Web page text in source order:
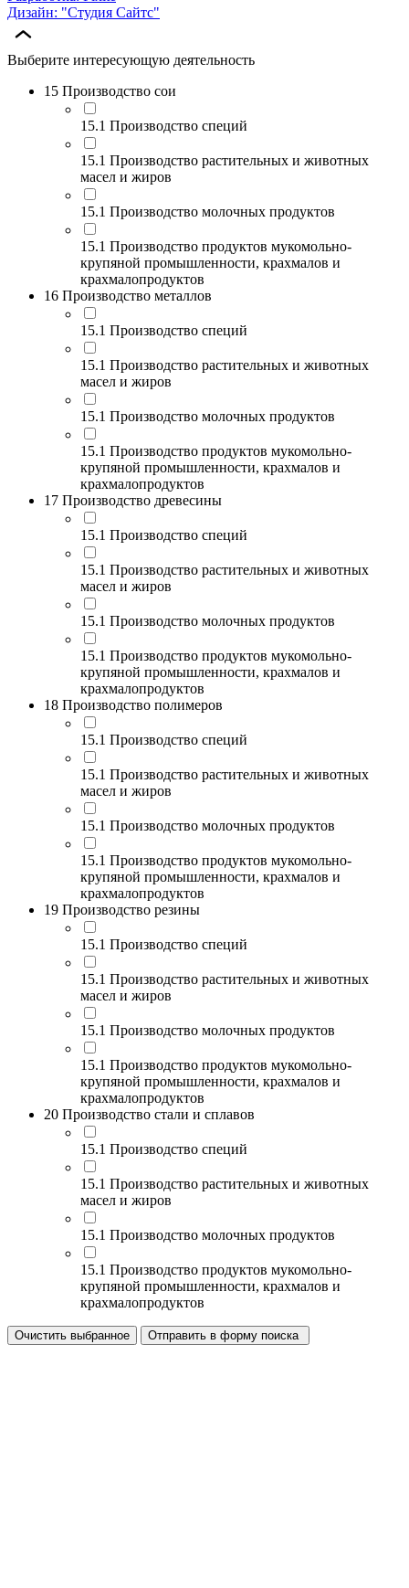
Дизайн: "Студия Сайтс"
Выберите интересующую деятельность
15 Производство сои
15.1 Производство специй
15.1 Производство растительных и животных
масел и жиров
15.1 Производство молочных продуктов
15.1 Производство продуктов мукомольно-
крупяной промышленности, крахмалов и
крахмалопродуктов
16 Производство металлов
15.1 Производство специй
15.1 Производство растительных и животных
масел и жиров
15.1 Производство молочных продуктов
15.1 Производство продуктов мукомольно-
крупяной промышленности, крахмалов и
крахмалопродуктов
17 Производство древесины
15.1 Производство специй
15.1 Производство растительных и животных
масел и жиров
15.1 Производство молочных продуктов
15.1 Производство продуктов мукомольно-
крупяной промышленности, крахмалов и
крахмалопродуктов
18 Производство полимеров
15.1 Производство специй
15.1 Производство растительных и животных
масел и жиров
15.1 Производство молочных продуктов
15.1 Производство продуктов мукомольно-
крупяной промышленности, крахмалов и
крахмалопродуктов
19 Производство резины
15.1 Производство специй
15.1 Производство растительных и животных
масел и жиров
15.1 Производство молочных продуктов
15.1 Производство продуктов мукомольно-
крупяной промышленности, крахмалов и
крахмалопродуктов
20 Производство стали и сплавов
15.1 Производство специй
15.1 Производство растительных и животных
масел и жиров
15.1 Производство молочных продуктов
15.1 Производство продуктов мукомольно-
крупяной промышленности, крахмалов и
крахмалопродуктов